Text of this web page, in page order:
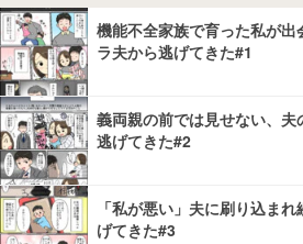
機能不全家族で育った私が
ラ夫から逃げてきた#1
義両親の前では見せない、
逃げてきた#2
「私が悪い」夫に刷り込ま
げてきた#3